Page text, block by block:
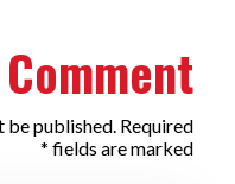
be published. Required
fields are marked *